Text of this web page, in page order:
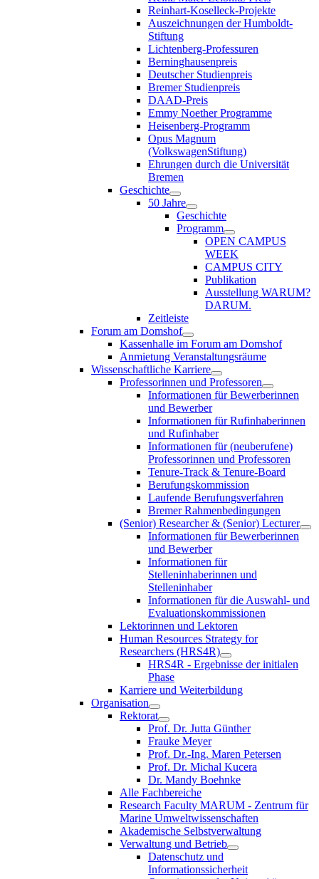
Reinhart-Koselleck-Projekte
Auszeichnungen der Humboldt-
Stiftung
Lichtenberg-Professuren
Berninghausenpreis
Deutscher Studienpreis
Bremer Studienpreis
DAAD-Preis
Emmy Noether Programme
Heisenberg-Programm
Opus Magnum
(VolkswagenStiftung)
Ehrungen durch die Universität
Bremen
Geschichte
50 Jahre
Geschichte
Programm
OPEN CAMPUS
WEEK
CAMPUS CITY
Publikation
Ausstellung WARUM?
DARUM.
Zeitleiste
Forum am Domshof
Kassenhalle im Forum am Domshof
Anmietung Veranstaltungsräume
Wissenschaftliche Karriere
Professorinnen und Professoren
Informationen für Bewerberinnen
und Bewerber
Informationen für Rufinhaberinnen
und Rufinhaber
Informationen für (neuberufene)
Professorinnen und Professoren
Tenure-Track & Tenure-Board
Berufungskommission
Laufende Berufungsverfahren
Bremer Rahmenbedingungen
(Senior) Researcher & (Senior) Lecturer
Informationen für Bewerberinnen
und Bewerber
Informationen für
Stelleninhaberinnen und
Stelleninhaber
Informationen für die Auswahl- und
Evaluationskommissionen
Lektorinnen und Lektoren
Human Resources Strategy for
Researchers (HRS4R)
HRS4R - Ergebnisse der initialen
Phase
Karriere und Weiterbildung
Organisation
Rektorat
Prof. Dr. Jutta Günther
Frauke Meyer
Prof. Dr.-Ing. Maren Petersen
Prof. Dr. Michal Kucera
Dr. Mandy Boehnke
Alle Fachbereiche
Research Faculty MARUM - Zentrum für
Marine Umweltwissenschaften
Akademische Selbstverwaltung
Verwaltung und Betrieb
Datenschutz und
Informationssicherheit